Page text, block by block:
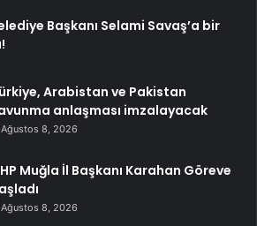
Başkanı Selami Savaş’a bir
Arabistan ve Pakistan
anlaşması imzalayacak
Ağustos 8, 2026
Muğla İl Başkanı Karahan Göreve
Ağustos 8, 2026